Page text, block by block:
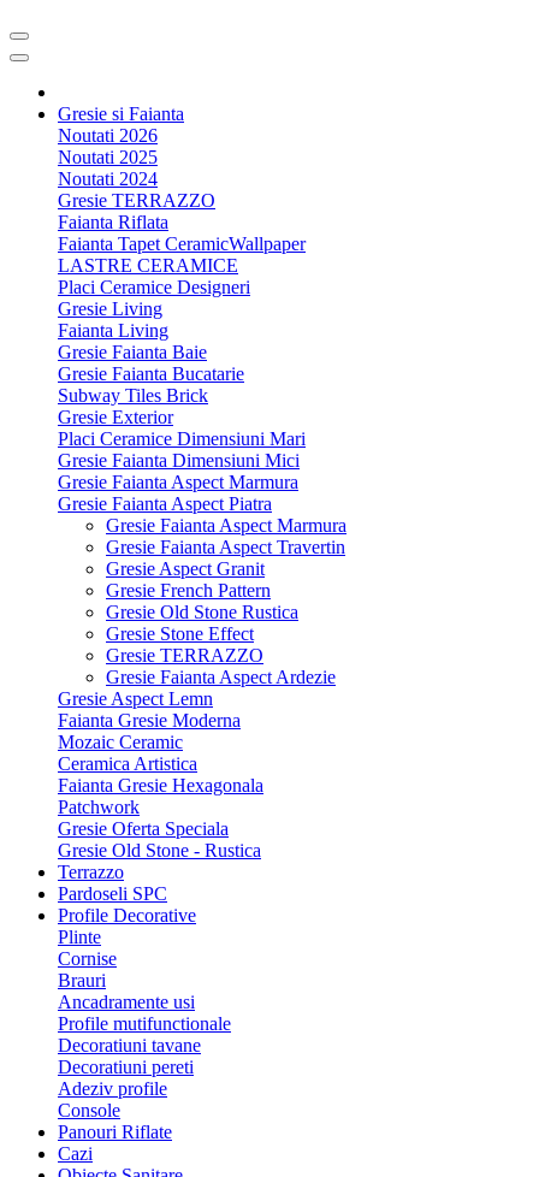
Gresie si Faianta
Noutati 2026
Noutati 2025
Noutati 2024
Gresie TERRAZZO
Faianta Riflata
Faianta Tapet CeramicWallpaper
LASTRE CERAMICE
Placi Ceramice Designeri
Gresie Living
Faianta Living
Gresie Faianta Baie
Gresie Faianta Bucatarie
Subway Tiles Brick
Gresie Exterior
Placi Ceramice Dimensiuni Mari
Gresie Faianta Dimensiuni Mici
Gresie Faianta Aspect Marmura
Gresie Faianta Aspect Piatra
Gresie Faianta Aspect Marmura
Gresie Faianta Aspect Travertin
Gresie Aspect Granit
Gresie French Pattern
Gresie Old Stone Rustica
Gresie Stone Effect
Gresie TERRAZZO
Gresie Faianta Aspect Ardezie
Gresie Aspect Lemn
Faianta Gresie Moderna
Mozaic Ceramic
Ceramica Artistica
Faianta Gresie Hexagonala
Patchwork
Gresie Oferta Speciala
Gresie Old Stone - Rustica
Terrazzo
Pardoseli SPC
Profile Decorative
Plinte
Cornise
Brauri
Ancadramente usi
Profile mutifunctionale
Decoratiuni tavane
Decoratiuni pereti
Adeziv profile
Console
Panouri Riflate
Cazi